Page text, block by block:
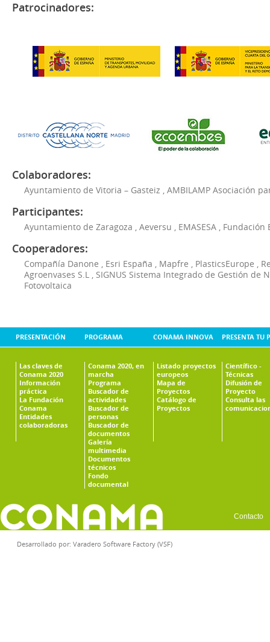
Patrocinadores:
Colaboradores:
Ayuntamiento de Vitoria – Gasteiz AMBILAMP Asociación
Participantes:
Ayuntamiento de Zaragoza Aeversu EMASESA Fundación
Cooperadores:
Compañía Danone Esri España Mapfre PlasticsEurope
Agroenvases S.L
SIGNUS Sistema Integrado de Gestión de
Fotovoltaica
PRESENTACIÓN
Las claves de
Conama 2020
Información
práctica
La Fundación
Conama
Entidades
colaboradoras
PROGRAMA
Conama 2020, en
marcha
Programa
Buscador de
actividades
Buscador de
personas
Buscador de
documentos
Galería
multimedia
Documentos
técnicos
Fondo
documental
CONAMA INNOVA
Listado proyectos
europeos
Mapa de
Proyectos
Catálogo de
Proyectos
PRESENTA TU
Científico -
Técnicas
Difusión de
Proyecto
Consulta las
Contacto
Desarrollado por: Varadero Software Factory (VSF)